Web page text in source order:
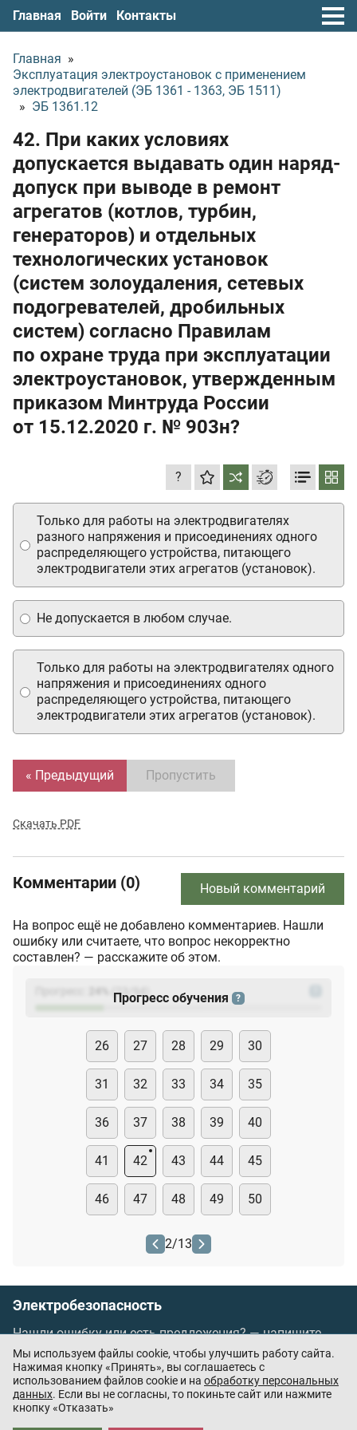
Главная Войти Контакты
Главная »
Эксплуатация электроустановок с применением
электродвигателей (ЭБ 1361 - 1363, ЭБ 1511)
» ЭБ 1361.12
42. При каких условиях
допускается выдавать один наряд-
допуск при выводе в ремонт
агрегатов (котлов, турбин,
генераторов) и отдельных
технологических установок
(систем золоудаления, сетевых
подогревателей, дробильных
систем) согласно Правилам
по охране труда при эксплуатации
электроустановок, утвержденным
приказом Минтруда России
от 15.12.2020 г. № 903н?
?
Только для работы на электродвигателях одного
напряжения и присоединениях одного
распределяющего устройства, питающего
электродвигатели этих агрегатов (установок).
Только для работы на электродвигателях
разного напряжения и присоединениях одного
распределяющего устройства, питающего
электродвигатели этих агрегатов (установок).
Не допускается в любом случае.
« Предыдущий Пропустить
Скачать PDF
Комментарии (0) Новый комментарий
На вопрос ещё не добавлено комментариев. Нашли
ошибку или считаете, что вопрос некорректно
составлен? — расскажите об этом.
(23
Прогресс обучения ?
26 27 28 29 30
31 32 33 34 35
36 37 38 39 40
41 42 43 44 45
46 47 48 49 50
2/13
Электробезопасность
Нашли ошибку или есть предложения? —напишите
нам
Порядок проведения оплаты по банковским
картам/Цены/Оферта
Приложения партнёров:
Мы используем файлы cookie, чтобы улучшить работу сайта.
Нажимая кнопку «Принять», вы соглашаетесь с
использованием файлов cookie и на обработку персональных
данных. Если вы не согласны, то покиньте сайт или нажмите
кнопку «Отказать»